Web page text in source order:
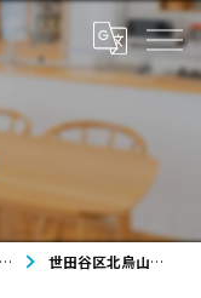
世田谷区北烏山六丁目中古戸建